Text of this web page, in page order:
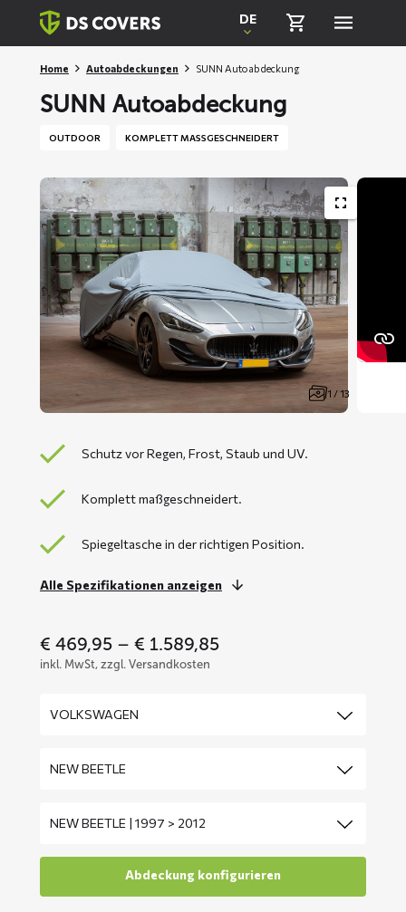
Skiplinks
DE
Home Autoabdeckungen SUNN Autoabdeckung
SUNN Autoabdeckung
OUTDOOR KOMPLETT MASSGESCHNEIDERT
1 / 13
Schutz vor Regen, Frost, Staub und UV.
Komplett maßgeschneidert.
Spiegeltasche in der richtigen Position.
Alle Spezifikationen anzeigen
€ 469,95 – € 1.589,85Price
inkl. MwSt, zzgl. Versandkosten